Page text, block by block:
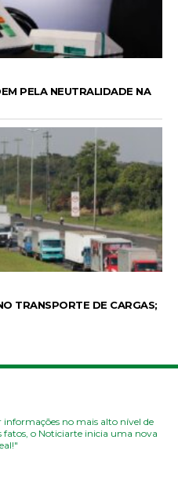
PELA NEUTRALIDADE NA
TRANSPORTE DE CARGAS;
no mais alto nível de
fatos, o Noticiarte inicia uma nova